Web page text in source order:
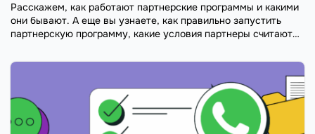
Расскажем, как работают партнерские программы и какими
они бывают. А еще вы узнаете, как правильно запустить
партнерскую программу, какие условия партнеры считают